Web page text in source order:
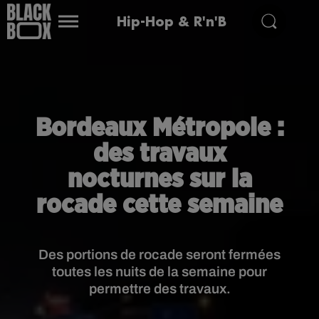
Hip-Hop & R'n'B
Bordeaux Métropole :
des travaux
nocturnes sur la
rocade cette semaine
Des portions de rocade seront fermées
toutes les nuits de la semaine pour
permettre des travaux.